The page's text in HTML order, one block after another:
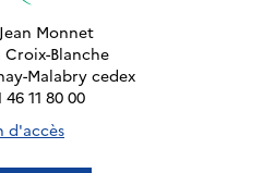
Monnet
Croix-Blanche
Malabry cedex
46 11 80 00
d'accès